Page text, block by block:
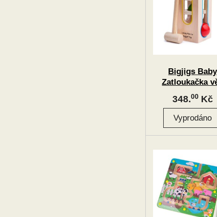
Bigjigs Baby
Zatloukačka
348.00Kč